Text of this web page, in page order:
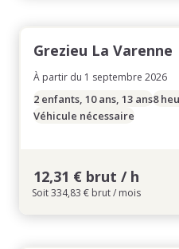
Grezieu La Varenne
À partir du 1 septembre 2026
2 enfants, 10 ans, 13 ans8
Véhicule nécessaire
12,31 € brut / h
Soit 334,83 € brut / mois